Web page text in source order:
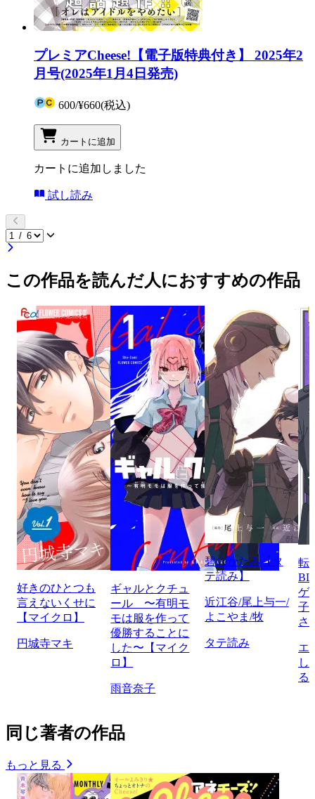
プレミアCheese!【電子版特典付き】 2025年2
月号(2025年1月4日発売)
600/¥660(税込)
カートに追加
カートに追加しました
試し読み
この作品を読んだ人におすすめの作品
好きのひとつも
言えないくせに
【マイクロ】
円城寺マキ
ギャルとクチュ
ール 〜有明モ
モは服を作って
優勝することに
した〜【マイク
ロ】
雨音奈子
碧のかたみ【タ
テ読み】
近江谷/尾上与一/
よこやま/牧
タテ読み
転
BL
ゲ
子
さ
エ
し
る
同じ著者の作品
もっと見る